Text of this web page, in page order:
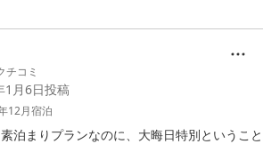
チコミ
1月6日投稿
12月宿泊
泊まりプランなのに、大晦日特別ということ